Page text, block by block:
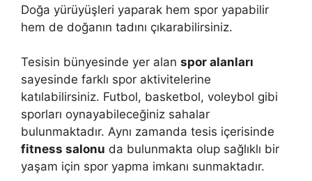
Doğa yürüyüşleri yaparak hem spor yapabilir
hem de doğanın tadını çıkarabilirsiniz.
Tesisin bünyesinde yer alan spor alanları
sayesinde farklı spor aktivitelerine
katılabilirsiniz. Futbol, basketbol, voleybol gibi
sporları oynayabileceğiniz sahalar
bulunmaktadır. Aynı zamanda tesis içerisinde
fitness salonu da bulunmakta olup sağlıklı bir
yaşam için spor yapma imkanı sunmaktadır.